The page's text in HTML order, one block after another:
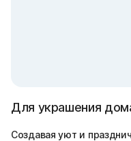
Для украшения
Создавая уют и